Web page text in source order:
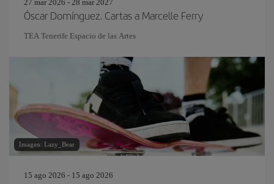
27 mar 2026 - 28 mar 2027
Óscar Domínguez. Cartas a Marcelle Ferry
TEA Tenerife Espacio de las Artes
Imagen: Lazy_Bear
15 ago 2026 - 15 ago 2026